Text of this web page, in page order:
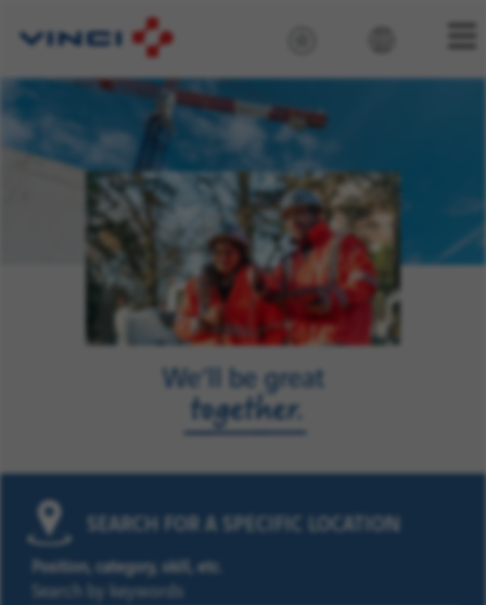
SEARCH FOR A SPECIFIC LOCATION
Position, category, skill, etc.